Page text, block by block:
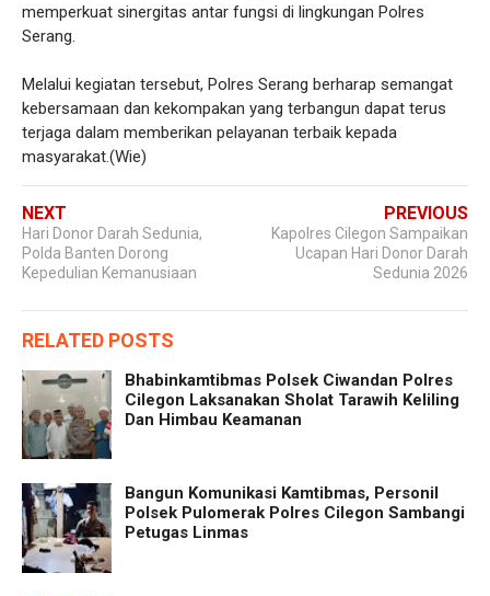
memperkuat sinergitas antar fungsi di lingkungan Polres
Serang.
Melalui kegiatan tersebut, Polres Serang berharap semangat
kebersamaan dan kekompakan yang terbangun dapat terus
terjaga dalam memberikan pelayanan terbaik kepada
masyarakat.(Wie)
NEXT
Hari Donor Darah Sedunia,
Polda Banten Dorong
Kepedulian Kemanusiaan
PREVIOUS
Kapolres Cilegon Sampaikan
Ucapan Hari Donor Darah
Sedunia 2026
RELATED POSTS
Bhabinkamtibmas Polsek Ciwandan Polres
Cilegon Laksanakan Sholat Tarawih Keliling
Dan Himbau Keamanan
Bangun Komunikasi Kamtibmas, Personil
Polsek Pulomerak Polres Cilegon Sambangi
Petugas Linmas